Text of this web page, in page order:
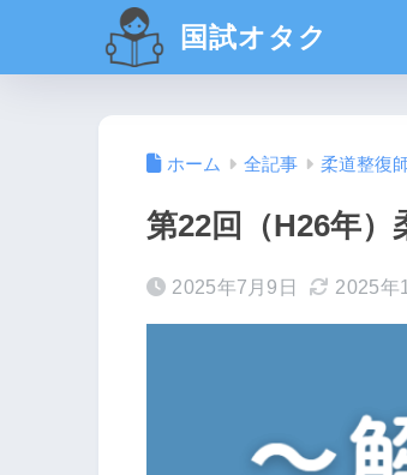
国試オタク
ホーム 全記事 柔道整復
第22回（H26年）
2025年7月9日 2025年